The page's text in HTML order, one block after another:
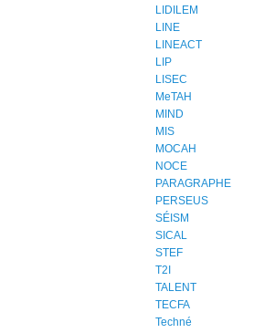
LIDILEM
LINE
LINEACT
LIP
LISEC
MeTAH
MIND
MIS
MOCAH
NOCE
PARAGRAPHE
PERSEUS
SÉISM
SICAL
STEF
T2I
TALENT
TECFA
Techné